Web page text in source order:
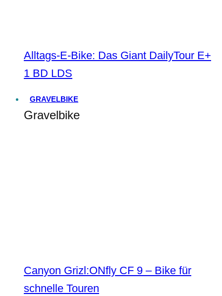
Alltags-E-Bike: Das Giant DailyTour E+
1 BD LDS
GRAVELBIKE
Gravelbike
Canyon Grizl:ONfly CF 9 – Bike für
schnelle Touren